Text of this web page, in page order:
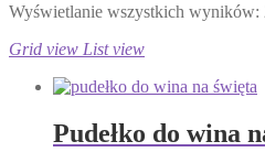
Wyświetlanie wszystkich wyników:
Grid view List view
Pudełko do wina